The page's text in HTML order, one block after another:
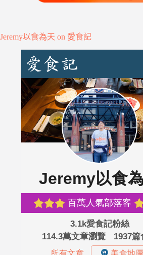
Jeremy以食為天 on 愛食記